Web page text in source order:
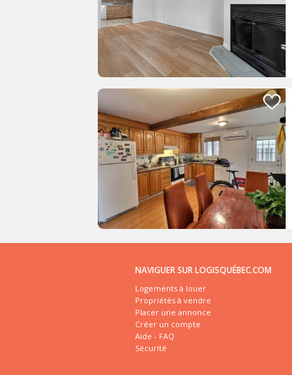
NAVIGUER SUR LOGISQUÉBEC.COM
Logements à louer
Propriétés à vendre
Placer une annonce
Créer un compte
Aide - FAQ
Sécurité